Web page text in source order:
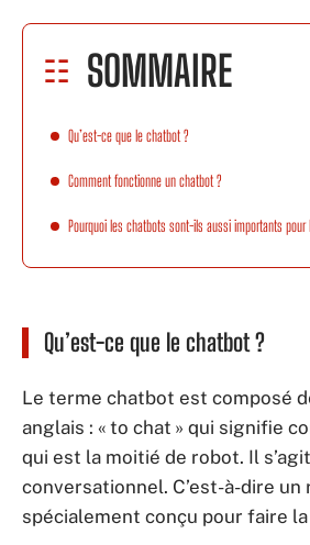
SOMMAIRE
Qu’est-ce que le chatbot ?
Comment fonctionne un chatbot ?
Pourquoi les chatbots sont-ils aussi importants pour
Qu’est-ce que le chatbot ?
Le terme chatbot est composé
anglais : « to chat » qui signifie
qui est la moitié de robot. Il
conversationnel. C’est-à-dire un
spécialement conçu pour faire